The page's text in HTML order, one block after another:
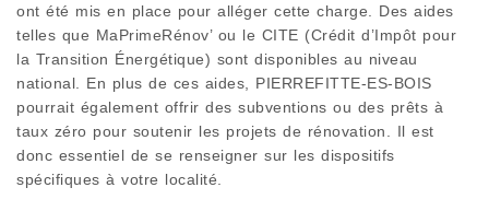
ont été mis en place pour alléger cette charge. Des aides
telles que MaPrimeRénov’ ou le CITE (Crédit d’Impôt pour
la Transition Énergétique) sont disponibles au niveau
national. En plus de ces aides, PIERREFITTE-ES-BOIS
pourrait également offrir des subventions ou des prêts à
taux zéro pour soutenir les projets de rénovation. Il est
donc essentiel de se renseigner sur les dispositifs
spécifiques à votre localité.